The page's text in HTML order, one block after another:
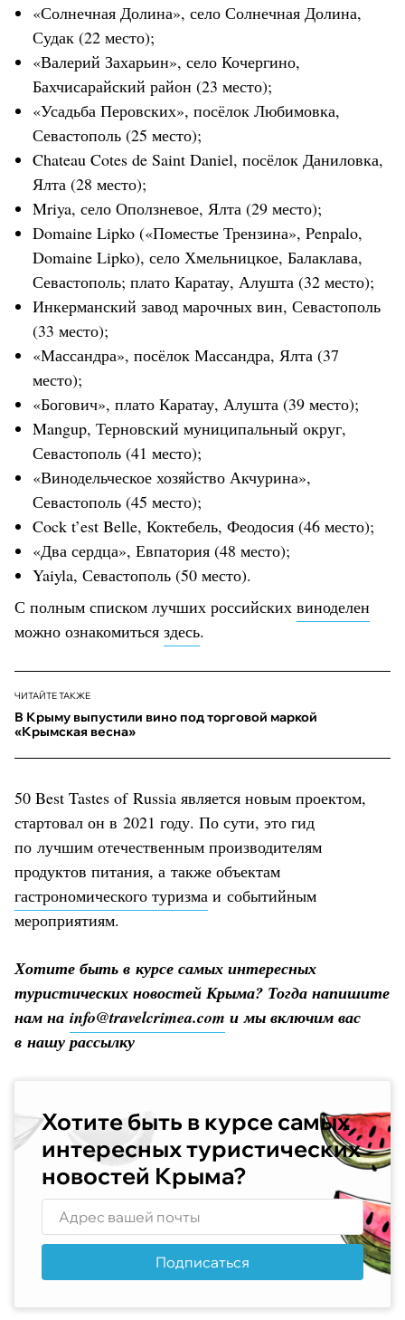
«Солнечная Долина», село Солнечная Долина,
Судак (22 место);
«Валерий Захарьин», село Кочергино,
Бахчисарайский район (23 место);
«Усадьба Перовских», посёлок Любимовка,
Севастополь (25 место);
Chateau Cotes de Saint Daniel, посёлок Даниловка,
Ялта (28 место);
Mriya, село Оползневое, Ялта (29 место);
Domaine Lipko («Поместье Трензина», Penpalo,
Domaine Lipko), село Хмельницкое, Балаклава,
Севастополь; плато Каратау, Алушта (32 место);
Инкерманский завод марочных вин, Севастополь
(33 место);
«Массандра», посёлок Массандра, Ялта (37
место);
«Богович», плато Каратау, Алушта (39 место);
Mangup, Терновский муниципальный округ,
Севастополь (41 место);
«Винодельческое хозяйство Акчурина»,
Севастополь (45 место);
Cock t’est Belle, Коктебель, Феодосия (46 место);
«Два сердца», Евпатория (48 место);
Yaiyla, Севастополь (50 место).
С полным списком лучших российских виноделен
можно ознакомиться здесь.
ЧИТАЙТЕ ТАКЖЕ
В Крыму выпустили вино под торговой маркой
«Крымская весна»
50 Best Tastes of Russia является новым проектом,
стартовал он в 2021 году. По сути, это гид
по лучшим отечественным производителям
продуктов питания, а также объектам
гастрономического туризма и событийным
мероприятиям.
Хотите быть в курсе самых интересных
туристических новостей Крыма? Тогда напишите
нам на info@travelcrimea.com и мы включим вас
в нашу рассылку
Хотите быть в курсе самых
интересных туристических
новостей Крыма?
Подписаться